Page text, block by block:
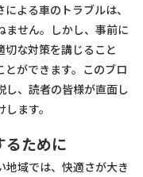
よる車のトラブルは、
ません。しかし、事前に
な対策を講じること
ができます。このブロ
し、読者の皆様が直面し
ます。
るために
域では、快適さが大き